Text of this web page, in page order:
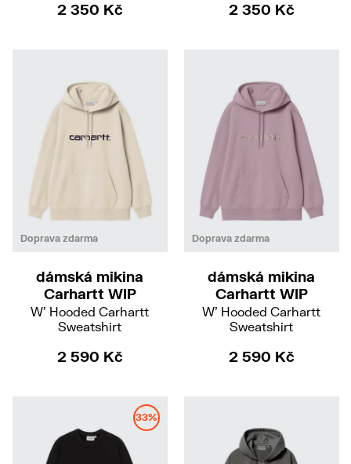
2 350 Kč 2 350 Kč
Doprava zdarma
S
dámská mikina
Carhartt WIP
W' Hooded Carhartt
Sweatshirt
2 590 Kč
Doprava zdarma
L
dámská mikina
Carhartt WIP
W' Hooded Carhartt
Sweatshirt
2 590 Kč
33%